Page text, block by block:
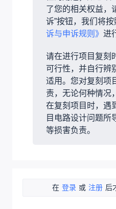
了您的相关权益，
诉”按钮，我们将按
诉与申诉规则》 进
请在进行项目复刻
可行性，并自行辨
适用。您对复刻项
责，无论何种情况
在复刻项目时，遇
目电路设计问题所
等损害负责。
在 登录 或 注册 后